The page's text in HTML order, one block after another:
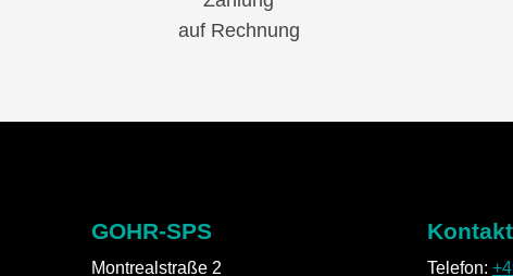
auf Rechnung
GOHR-SPS
Montrealstraße 2
Kontakt
Telefon: